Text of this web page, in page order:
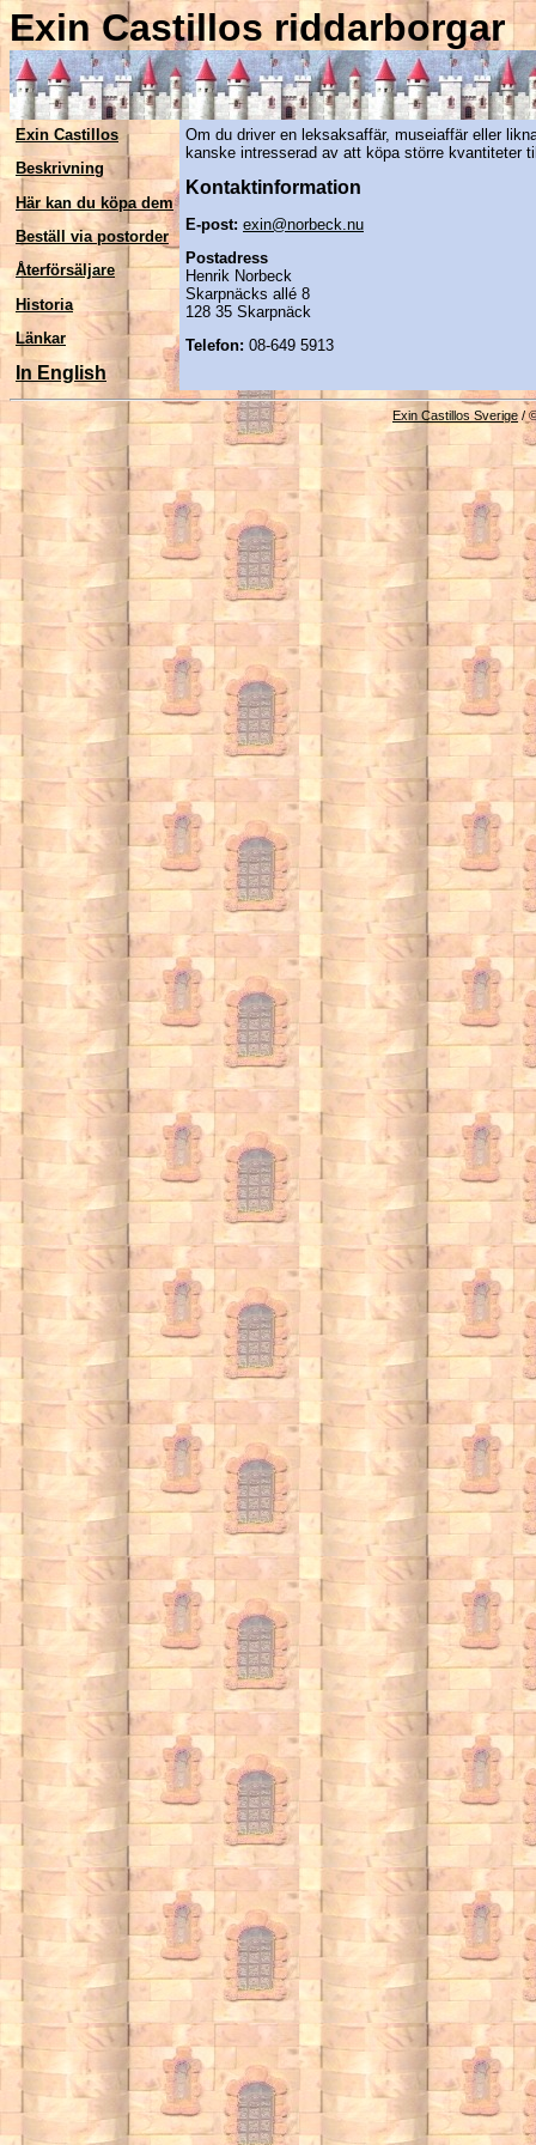
Exin Castillos riddarborgar
Exin Castillos
Beskrivning
Här kan du köpa dem
Beställ via postorder
Återförsäljare
Historia
Länkar
In English
Om du driver en leksaksaffär, museiaffär eller
kanske intresserad av att köpa större kvantiteter
Kontaktinformation
E-post: exin@norbeck.nu
Postadress
Henrik Norbeck
Skarpnäcks allé 8
128 35 Skarpnäck
Telefon: 08-649 5913
Exin Castillos Sverige /